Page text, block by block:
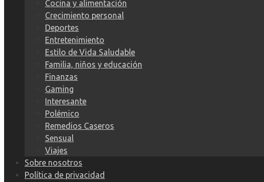
Cocina y alimentación
Crecimiento personal
Deportes
Entretenimiento
Estilo de Vida Saludable
Familia, niños y educación
Finanzas
Gaming
Interesante
Polémico
Remedios Caseros
Sensual
Viajes
Sobre nosotros
Política de privacidad